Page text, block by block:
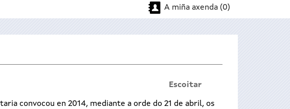
A miña axenda (0)
Escoitar
convocou en 2014, mediante a orde do 21 de abril, os